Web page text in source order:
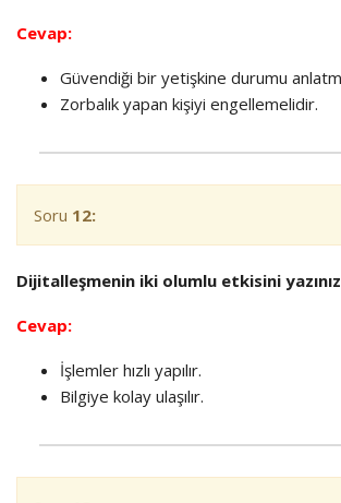
Cevap:
Güvendiği bir yetişkine durumu
Zorbalık yapan kişiyi engellemelidir.
Soru 12:
Dijitalleşmenin iki olumlu etkisini
Cevap:
İşlemler hızlı yapılır.
Bilgiye kolay ulaşılır.